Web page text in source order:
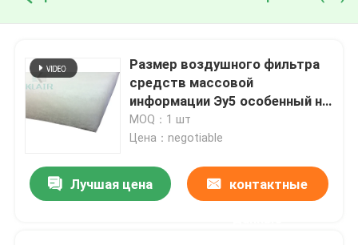
Размер воздушного фильтра
средств массовой
информации Эу5 особенный на
будочка 2м кс 21м брызг/
картины
MOQ：1 шт
Цена：negotiable
Лучшая цена контактные